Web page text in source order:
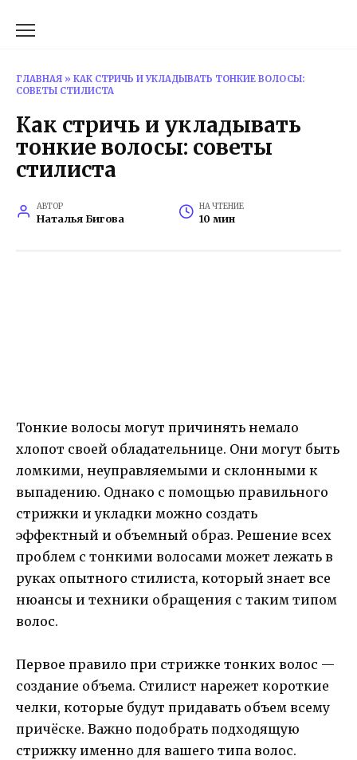
ГЛАВНАЯ » КАК СТРИЧЬ И УКЛАДЫВАТЬ ТОНКИЕ ВОЛОСЫ:
СОВЕТЫ СТИЛИСТА
Как стричь и укладывать
тонкие волосы: советы
стилиста
АВТОР
Наталья Бигова
НА ЧТЕНИЕ
10 мин
Тонкие волосы могут причинять немало
хлопот своей обладательнице. Они могут быть
ломкими, неуправляемыми и склонными к
выпадению. Однако с помощью правильного
стрижки и укладки можно создать
эффектный и объемный образ. Решение всех
проблем с тонкими волосами может лежать в
руках опытного стилиста, который знает все
нюансы и техники обращения с таким типом
волос.
Первое правило при стрижке тонких волос —
создание объема. Стилист нарежет короткие
челки, которые будут придавать объем всему
причёске. Важно подобрать подходящую
стрижку именно для вашего типа волос.